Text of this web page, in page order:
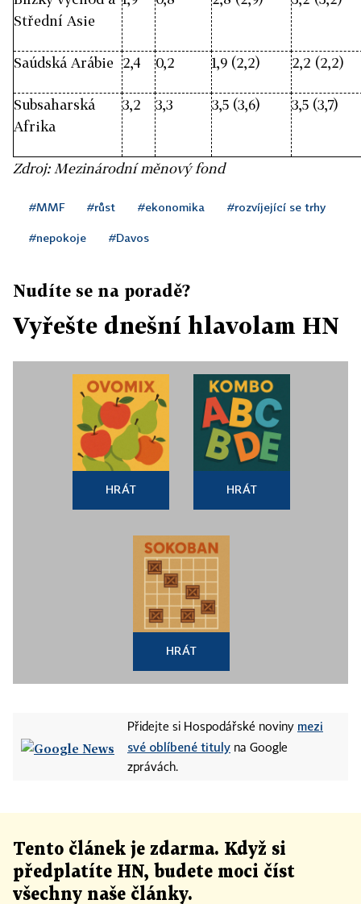
Střední Asie
Saúdská Arábie 2,4 0,2 1,9 (2,2) 2,2 (2,2)
Subsaharská
Afrika
3,2 3,3 3,5 (3,6) 3,5 (3,7)
Zdroj: Mezinárodní měnový fond
#MMF #růst #ekonomika #rozvíjející se trhy
#nepokoje #Davos
Nudíte se na poradě?
Vyřešte dnešní hlavolam HN
HRÁT HRÁT
HRÁT
Přidejte si Hospodářské noviny mezi
své oblíbené tituly na Google
zprávách.
Tento článek je zdarma. Když si
předplatíte HN, budete moci číst
všechny naše články.